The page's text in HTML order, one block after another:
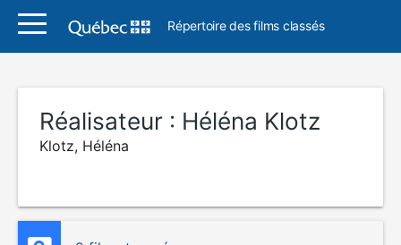
Répertoire des films classés
Réalisateur : Héléna Klotz
Klotz, Héléna